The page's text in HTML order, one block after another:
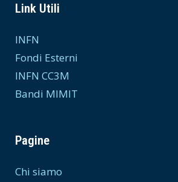
Link Utili
INFN
Fondi Esterni
INFN CC3M
Bandi MIMIT
Pagine
Chi siamo